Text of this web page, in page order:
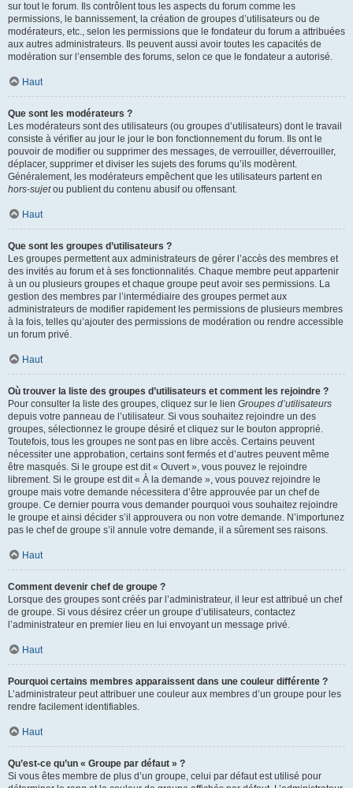
sur tout le forum. Ils contrôlent tous les aspects du forum comme les
permissions, le bannissement, la création de groupes d’utilisateurs ou de
modérateurs, etc., selon les permissions que le fondateur du forum a attribuées
aux autres administrateurs. Ils peuvent aussi avoir toutes les capacités de
modération sur l’ensemble des forums, selon ce que le fondateur a autorisé.
Haut
Que sont les modérateurs ?
Les modérateurs sont des utilisateurs (ou groupes d’utilisateurs) dont le travail
consiste à vérifier au jour le jour le bon fonctionnement du forum. Ils ont le
pouvoir de modifier ou supprimer des messages, de verrouiller, déverrouiller,
déplacer, supprimer et diviser les sujets des forums qu’ils modèrent.
Généralement, les modérateurs empêchent que les utilisateurs partent en
hors-sujetou publient du contenu abusif ou offensant.
Haut
Que sont les groupes d’utilisateurs ?
Les groupes permettent aux administrateurs de gérer l’accès des membres et
des invités au forum et à ses fonctionnalités. Chaque membre peut appartenir
à un ou plusieurs groupes et chaque groupe peut avoir ses permissions. La
gestion des membres par l’intermédiaire des groupes permet aux
administrateurs de modifier rapidement les permissions de plusieurs membres
à la fois, telles qu’ajouter des permissions de modération ou rendre accessible
un forum privé.
Haut
Où trouver la liste des groupes d’utilisateurs et comment les rejoindre ?
Pour consulter la liste des groupes, cliquez sur le lien Groupes d’utilisateurs
depuis votre panneau de l’utilisateur. Si vous souhaitez rejoindre un des
groupes, sélectionnez le groupe désiré et cliquez sur le bouton approprié.
Toutefois, tous les groupes ne sont pas en libre accès. Certains peuvent
nécessiter une approbation, certains sont fermés et d’autres peuvent même
être masqués. Si le groupe est dit « Ouvert », vous pouvez le rejoindre
librement. Si le groupe est dit « À la demande », vous pouvez rejoindre le
groupe mais votre demande nécessitera d’être approuvée par un chef de
groupe. Ce dernier pourra vous demander pourquoi vous souhaitez rejoindre
le groupe et ainsi décider s’il approuvera ou non votre demande. N’importunez
pas le chef de groupe s’il annule votre demande, il a sûrement ses raisons.
Haut
Comment devenir chef de groupe ?
Lorsque des groupes sont créés par l’administrateur, il leur est attribué un chef
de groupe. Si vous désirez créer un groupe d’utilisateurs, contactez
l’administrateur en premier lieu en lui envoyant un message privé.
Haut
Pourquoi certains membres apparaissent dans une couleur différente ?
L’administrateur peut attribuer une couleur aux membres d’un groupe pour les
rendre facilement identifiables.
Haut
Qu’est-ce qu’un « Groupe par défaut » ?
Si vous êtes membre de plus d’un groupe, celui par défaut est utilisé pour